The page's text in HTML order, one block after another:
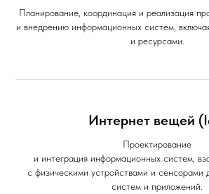
Планирование, координация и реализация
и внедрению информационных систем,
и ресурсами.
Интернет вещей
Проектирование
и интеграция информационных систем,
с физическими устройствами и сенсорами
систем и приложений.